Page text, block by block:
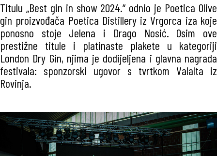
Titulu „Best gin in show 2024.“ odnio je Poetica Olive
gin proizvođača Poetica Distillery iz Vrgorca iza koje
ponosno stoje Jelena i Drago Nosić. Osim ove
prestižne titule i platinaste plakete u kategoriji
London Dry Gin, njima je dodijeljena i glavna nagrada
festivala: sponzorski ugovor s tvrtkom Valalta iz
Rovinja.